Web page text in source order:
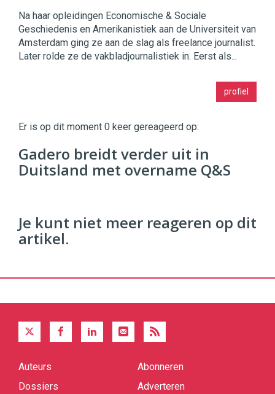
Na haar opleidingen Economische & Sociale
Geschiedenis en Amerikanistiek aan de Universiteit van
Amsterdam ging ze aan de slag als freelance journalist.
Later rolde ze de vakbladjournalistiek in. Eerst als...
profiel
Commerce https://twinklemagazine.nl
96 54
Er is op dit moment 0 keer gereageerd op:
Gadero breidt verder uit in
Duitsland met overname Q&S
Je kunt niet meer reageren op dit
artikel.
Quick
Auteurs
Dossiers
Abonneren
Adverteren